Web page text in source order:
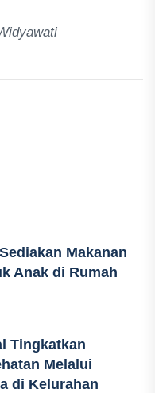
Makanan
Anak di Rumah
Tingkatkan
Melalui
di Kelurahan